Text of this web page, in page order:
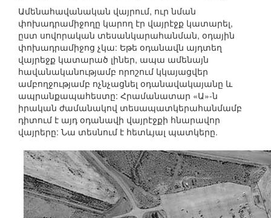
Ամենահավանական վայրում, ուր նման
փոխադրամիջողը կարող էր վայրէջք կատարել,
ըստ սովորական տեսանկարահանման, օդային
փոխադրամիջոց չկա: Եթե օդանավն այդտեղ
վայրեջք կատարած լիներ, ապա ամենայն
հավանականությամբ որոշում կկայացվեր
ամբողջությամբ ոչնչացնել օդանավակայանը և
ապրանքապահեստը: Հրամանատար «Ա»-ն
իրական ժամանակով տեսապատկերահանմամբ
դիտում է այդ օդանավի վայրէջքի հնարավոր
վայրերը: Նա տեսնում է հետևյալ պատկերը.